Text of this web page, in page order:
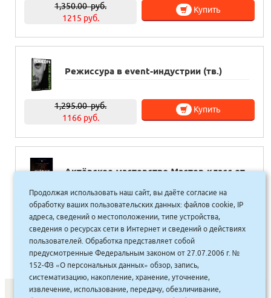
1,350.00руб.
1215 руб.
Купить
Режиссура в event-индустрии (тв.)
1,295.00руб.
1166 руб.
Купить
Актёрское мастерство Мастер-класс от
Театральные опыты
1,265.00руб.
1139 руб.
Купить
Продолжая использовать наш сайт, вы даёте согласие на
обработку ваших пользовательских данных: файлов cookie, IP
адреса, сведений о местоположении, типе устройства,
сведения о ресурсах сети в Интернет и сведений о действиях
пользователей. Обработка представляет собой
предусмотренные Федеральным законом от 27.07.2006 г. №
152-ФЗ «О персональных данных» обзор, запись,
систематизацию, накопление, хранение, уточнение,
извлечение, использование, передачу, обезличивание,